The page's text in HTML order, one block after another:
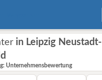
in Leipzig Neustadt-
Unternehmensbewertung